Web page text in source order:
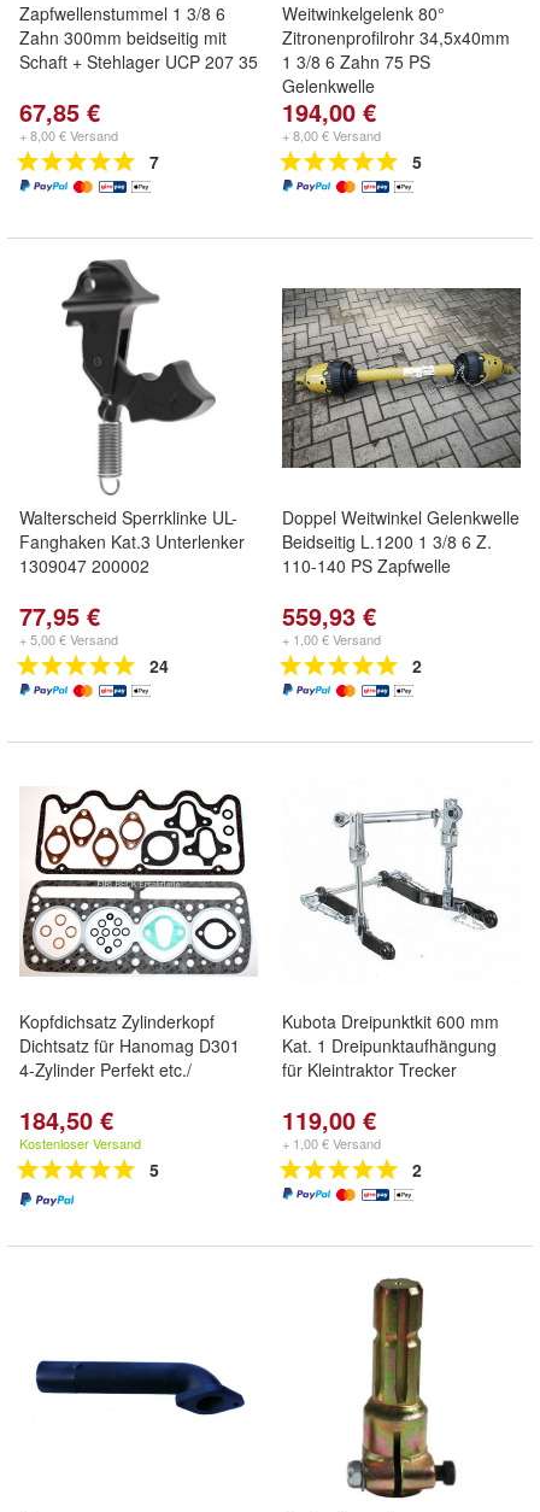
Zapfwellenstummel 1 3/8 6
Zahn 300mm beidseitig mit
Schaft + Stehlager UCP 207 35
67,85 €
+ 8,00 € Versand
7
Weitwinkelgelenk 80°
Zitronenprofilrohr 34,5x40mm
1 3/8 6 Zahn 75 PS
Gelenkwelle
194,00 €
+ 8,00 € Versand
5
Walterscheid Sperrklinke UL-
Fanghaken Kat.3 Unterlenker
1309047 200002
77,95 €
+ 5,00 € Versand
24
Doppel Weitwinkel Gelenkwelle
Beidseitig L.1200 1 3/8 6 Z.
110-140 PS Zapfwelle
559,93 €
+ 1,00 € Versand
2
Kopfdichsatz Zylinderkopf
Dichtsatz für Hanomag D301
4-Zylinder Perfekt etc./
184,50 €
Kostenloser Versand
5
Kubota Dreipunktkit 600 mm
Kat. 1 Dreipunktaufhängung
für Kleintraktor Trecker
119,00 €
+ 1,00 € Versand
2